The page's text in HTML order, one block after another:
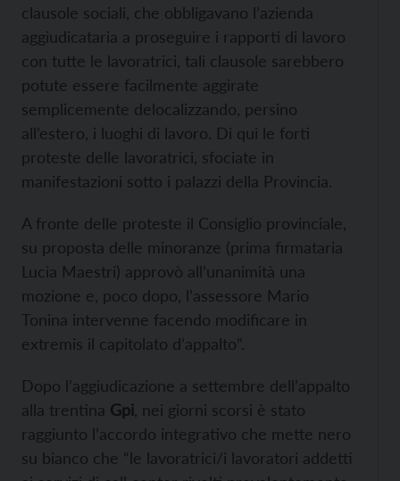
clausole sociali, che obbligavano l’azienda
aggiudicataria a proseguire i rapporti di lavoro
con tutte le lavoratrici, tali clausole sarebbero
potute essere facilmente aggirate
semplicemente delocalizzando, persino
all’estero, i luoghi di lavoro. Di qui le forti
proteste delle lavoratrici, sfociate in
manifestazioni sotto i palazzi della Provincia.
A fronte delle proteste il Consiglio provinciale,
su proposta delle minoranze (prima firmataria
Lucia Maestri) approvò all’unanimità una
mozione e, poco dopo, l’assessore Mario
Tonina intervenne facendo modificare in
extremis il capitolato d’appalto”.
Dopo l’aggiudicazione a settembre dell’appalto
alla trentina Gpi , nei giorni scorsi è stato
raggiunto l’accordo integrativo che mette nero
su bianco che “le lavoratrici/i lavoratori addetti